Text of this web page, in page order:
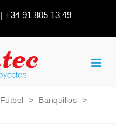
| +34 91 805 13 49
Fútbol > Banquillos >